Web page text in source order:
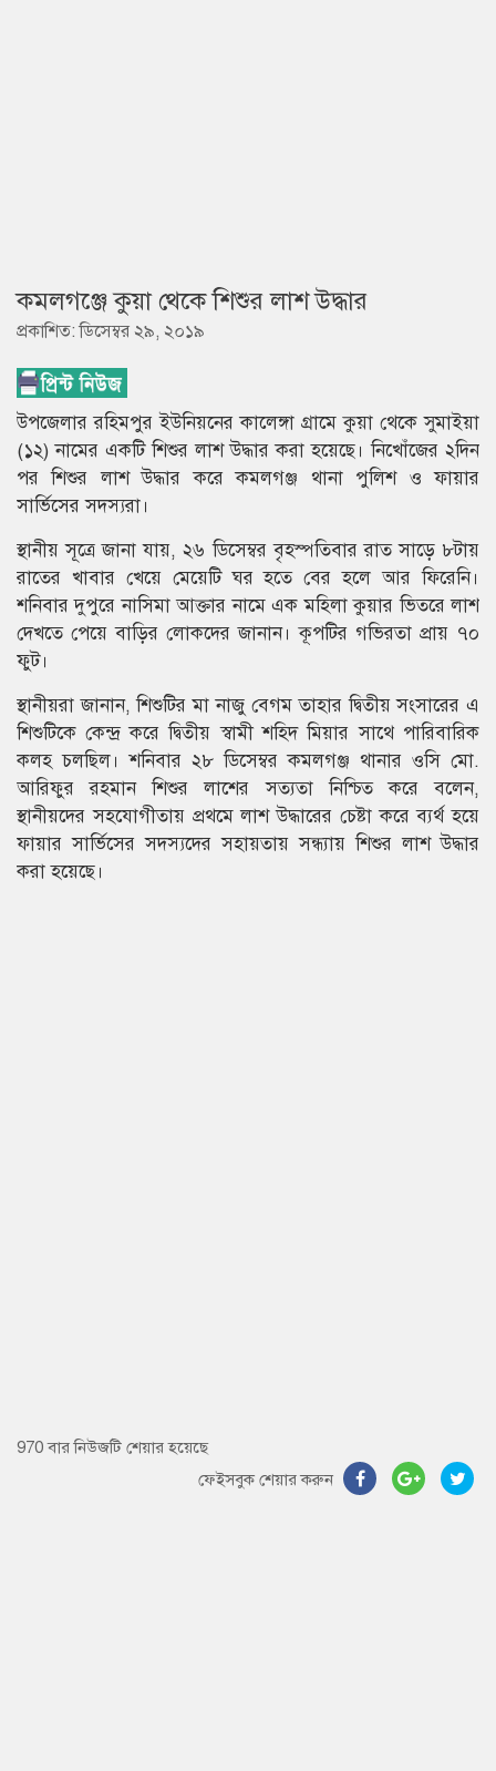
কমলগঞ্জে কুয়া থেকে শিশুর লাশ উদ্ধার
প্রকাশিত: ডিসেম্বর ২৯, ২০১৯
উপজেলার রহিমপুর ইউনিয়নের কালেঙ্গা গ্রামে কুয়া থেকে সুমাইয়া
(১২) নামের একটি শিশুর লাশ উদ্ধার করা হয়েছে। নিখোঁজের ২দিন
পর শিশুর লাশ উদ্ধার করে কমলগঞ্জ থানা পুলিশ ও ফায়ার
সার্ভিসের সদস্যরা।
স্থানীয় সূত্রে জানা যায়, ২৬ ডিসেম্বর বৃহস্পতিবার রাত সাড়ে ৮টায়
রাতের খাবার খেয়ে মেয়েটি ঘর হতে বের হলে আর ফিরেনি।
শনিবার দুপুরে নাসিমা আক্তার নামে এক মহিলা কুয়ার ভিতরে লাশ
দেখতে পেয়ে বাড়ির লোকদের জানান। কূপটির গভিরতা প্রায় ৭০
ফুট।
স্থানীয়রা জানান, শিশুটির মা নাজু বেগম তাহার দ্বিতীয় সংসারের এ
শিশুটিকে কেন্দ্র করে দ্বিতীয় স্বামী শহিদ মিয়ার সাথে পারিবারিক
কলহ চলছিল। শনিবার ২৮ ডিসেম্বর কমলগঞ্জ থানার ওসি মো.
আরিফুর রহমান শিশুর লাশের সত্যতা নিশ্চিত করে বলেন,
স্থানীয়দের সহযোগীতায় প্রথমে লাশ উদ্ধারের চেষ্টা করে ব্যর্থ হয়ে
ফায়ার সার্ভিসের সদস্যদের সহায়তায় সন্ধ্যায় শিশুর লাশ উদ্ধার
করা হয়েছে।
970 বার নিউজটি শেয়ার হয়েছে
ফেইসবুক শেয়ার করুন